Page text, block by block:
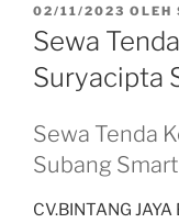
DIPOSKAN
PADA
02/11/2023 OLEH
Sewa
Suryacipta
Sewa Tenda
Subang
CV.BINTANG